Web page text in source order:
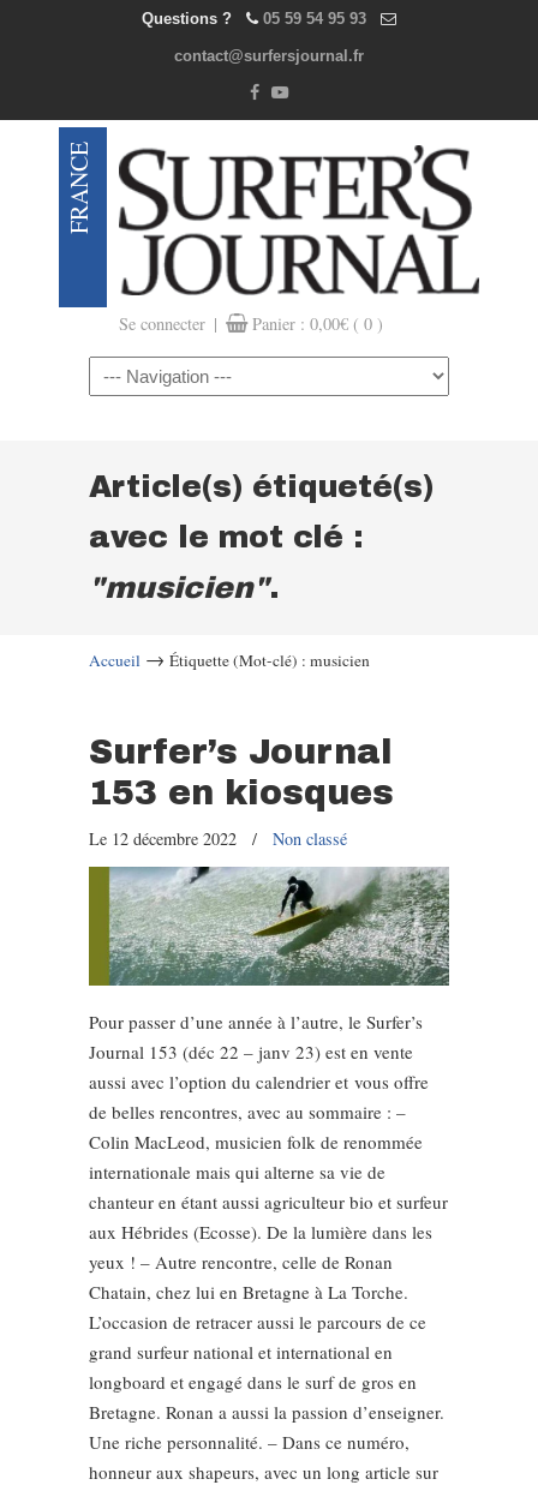
Questions ? 05 59 54 95 93
contact@surfersjournal.fr
Se connecter | Panier : 0,00€ ( 0 )
Navigation
Article(s) étiqueté(s)
avec le mot clé :
"musicien".
Accueil → Étiquette (Mot-clé) : musicien
Surfer’s Journal
153 en kiosques
Le 12 décembre 2022 / Non classé
Pour passer d’une année à l’autre, le Surfer’s
Journal 153 (déc 22 – janv 23) est en vente
aussi avec l’option du calendrier et vous offre
de belles rencontres, avec au sommaire : –
Colin MacLeod, musicien folk de renommée
internationale mais qui alterne sa vie de
chanteur en étant aussi agriculteur bio et surfeur
aux Hébrides (Ecosse). De la lumière dans les
yeux ! – Autre rencontre, celle de Ronan
Chatain, chez lui en Bretagne à La Torche.
L’occasion de retracer aussi le parcours de ce
grand surfeur national et international en
longboard et engagé dans le surf de gros en
Bretagne. Ronan a aussi la passion d’enseigner.
Une riche personnalité. – Dans ce numéro,
honneur aux shapeurs, avec un long article sur